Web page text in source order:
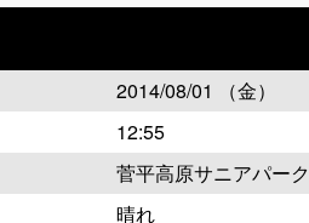
2014/08/01 （金）
12:55
菅平高原サニアパーク
晴れ